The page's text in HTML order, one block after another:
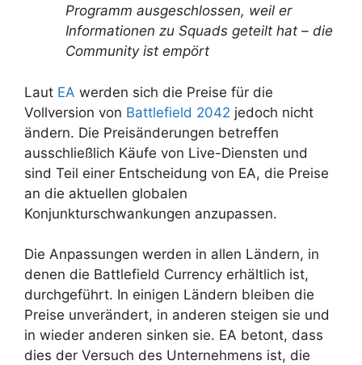
Programm ausgeschlossen, weil er
Informationen zu Squads geteilt hat – die
Community ist empört
Laut EA werden sich die Preise für die
Vollversion von Battlefield 2042 jedoch nicht
ändern. Die Preisänderungen betreffen
ausschließlich Käufe von Live-Diensten und
sind Teil einer Entscheidung von EA, die Preise
an die aktuellen globalen
Konjunkturschwankungen anzupassen.
Die Anpassungen werden in allen Ländern, in
denen die Battlefield Currency erhältlich ist,
durchgeführt. In einigen Ländern bleiben die
Preise unverändert, in anderen steigen sie und
in wieder anderen sinken sie. EA betont, dass
dies der Versuch des Unternehmens ist, die